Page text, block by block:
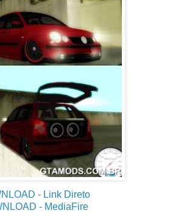
- Link Direto
- MediaFire